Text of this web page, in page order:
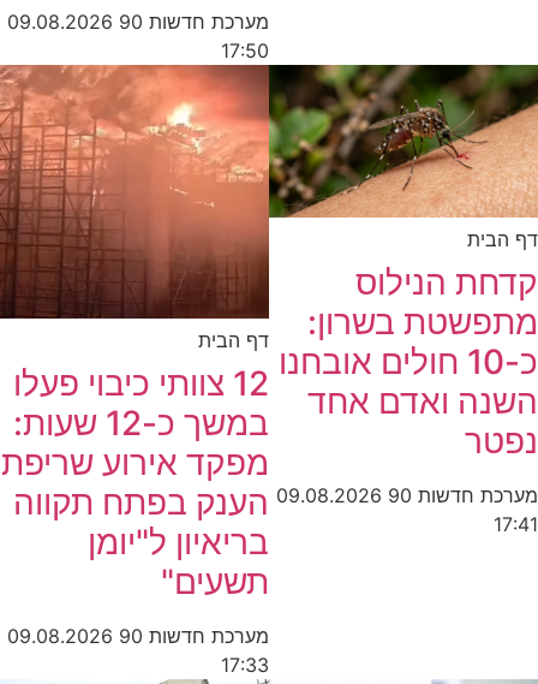
מערכת חדשות 90
09.08.2026
17:50
דף הבית
קדחת הנילוס
מתפשטת בשרון:
כ-10 חולים אובחנו
השנה ואדם אחד
נפטר
מערכת חדשות 90
09.08.2026
17:41
דף הבית
12 צוותי כיבוי פעלו
במשך כ-12 שעות:
מפקד אירוע שריפת
הענק בפתח תקווה
בריאיון ל"יומן
תשעים"
מערכת חדשות 90
09.08.2026
17:33